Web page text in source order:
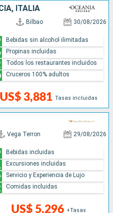
ITALIA
Bilbao 30/08/2026
US$ 3,881 Tasas incluidas
Bebidas sin alcohol ilimitadas
Propinas incluidas
Todos los restaurantes incluidos
Cruceros 100% adultos
Vega Terron 29/08/2026
US$ 5,296 +Tasas
Bebidas incluidas
Excursiones incluidas
Servicio y Experiencia de Lujo
Comidas incluidas